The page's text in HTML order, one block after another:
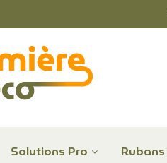
Solutions Pro Rubans